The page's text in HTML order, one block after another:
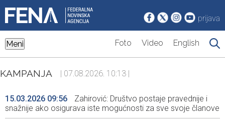
prijava
Meni Foto Video English
KAMPANJA | 07.08.2026. 10:13 |
15.03.2026 09:56
Zahirović: Društvo postaje pravednije i
snažnije ako osigurava iste mogućnosti za sve svoje članove